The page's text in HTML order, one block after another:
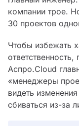
компании трое.
30 проектов
Чтобы избежать
Аспро.Cloud
«менеджеры
видеть
сбиваться из-за